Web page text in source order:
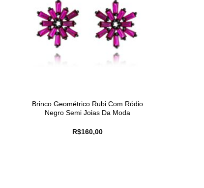
Brinco Geométrico Rubi Com Ródio
Negro Semi Joias Da Moda
R$160,00